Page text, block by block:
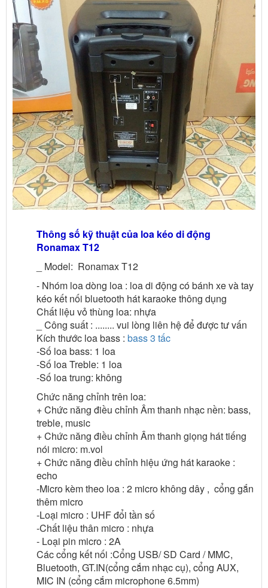
Thông số kỹ thuật của loa kéo di động
Ronamax T12
_ Model: Ronamax T12
- Nhóm loa dòng loa : loa di động có bánh xe và tay
kéo kết nối bluetooth hát karaoke thông dụng
Chất liệu vỏ thùng loa: nhựa
_ Công suất : ........ vui lòng liên hệ để được tư vấn
Kích thước loa bass : bass 3 tấc
-Số loa bass: 1 loa
-Số loa Treble: 1 loa
-Số loa trung: không
Chức năng chỉnh trên loa:
+ Chức năng điều chỉnh Âm thanh nhạc nền: bass,
treble, music
+ Chức năng điều chỉnh Âm thanh giọng hát tiếng
nói micro: m.vol
+ Chức năng điều chỉnh hiệu ứng hát karaoke :
echo
-Micro kèm theo loa : 2 micro không dây , cổng gắn
thêm micro
-Loại micro : UHF đổi tần số
-Chất liệu thân micro : nhựa
- Loại pin micro : 2A
Các cổng kết nối :Cổng USB/ SD Card / MMC,
Bluetooth, GT.IN(cổng cắm nhạc cụ), cổng AUX,
MIC IN (cổng cắm microphone 6.5mm)